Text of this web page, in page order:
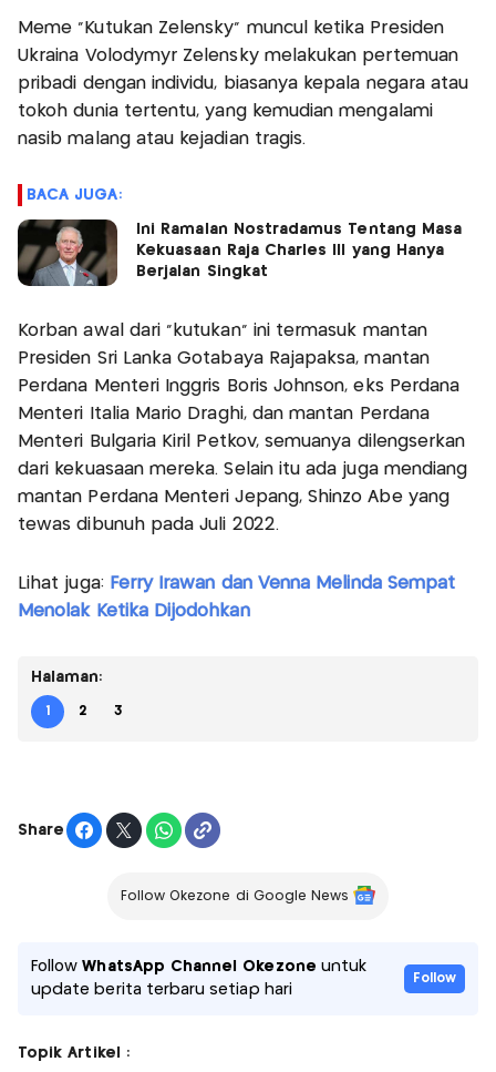
Meme “Kutukan Zelensky” muncul ketika Presiden
Ukraina Volodymyr Zelensky melakukan pertemuan
pribadi dengan individu, biasanya kepala negara atau
tokoh dunia tertentu, yang kemudian mengalami
nasib malang atau kejadian tragis.
BACA JUGA:
Ini Ramalan Nostradamus Tentang Masa
Kekuasaan Raja Charles III yang Hanya
Berjalan Singkat
Korban awal dari “kutukan” ini termasuk mantan
Presiden Sri Lanka Gotabaya Rajapaksa, mantan
Perdana Menteri Inggris Boris Johnson, eks Perdana
Menteri Italia Mario Draghi, dan mantan Perdana
Menteri Bulgaria Kiril Petkov, semuanya dilengserkan
dari kekuasaan mereka. Selain itu ada juga mendiang
mantan Perdana Menteri Jepang, Shinzo Abe yang
tewas dibunuh pada Juli 2022.
Lihat juga: Ferry Irawan dan Venna Melinda Sempat
Menolak Ketika Dijodohkan
Halaman:
1 2 3
Share
Follow Okezone di Google News
FollowWhatsApp Channel Okezone untuk
update berita terbaru setiap hari
Follow
Topik Artikel :